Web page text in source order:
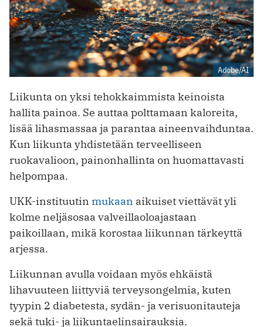
Adobe/AI
Liikunta on yksi tehokkaimmista keinoista
hallita painoa. Se auttaa polttamaan kaloreita,
lisää lihasmassaa ja parantaa aineenvaihduntaa.
Kun liikunta yhdistetään terveelliseen
ruokavalioon, painonhallinta on huomattavasti
helpompaa.
UKK-instituutin mukaan aikuiset viettävät yli
kolme neljäsosaa valveillaoloajastaan
paikoillaan, mikä korostaa liikunnan tärkeyttä
arjessa.
Liikunnan avulla voidaan myös ehkäistä
lihavuuteen liittyviä terveysongelmia, kuten
tyypin 2 diabetesta, sydän- ja verisuonitauteja
sekä tuki- ja liikuntaelinsairauksia.